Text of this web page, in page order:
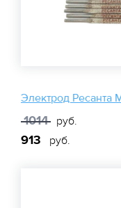
Электрод Ресанта
1014 руб.
913 руб.